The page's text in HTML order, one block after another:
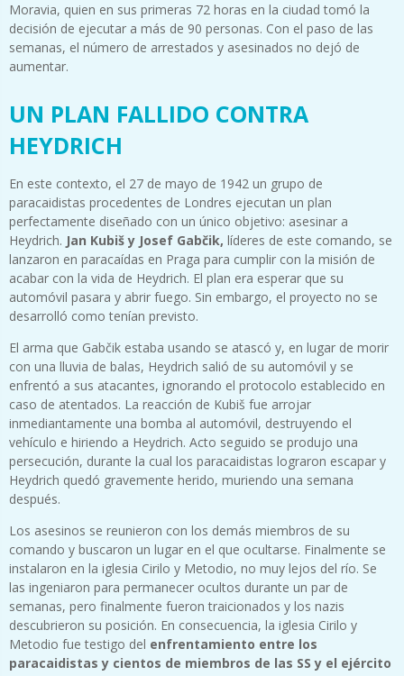
Moravia, quien en sus primeras 72 horas en la ciudad tomó la
decisión de ejecutar a más de 90 personas. Con el paso de las
semanas, el número de arrestados y asesinados no dejó de
aumentar.
UN PLAN FALLIDO CONTRA
HEYDRICH
En este contexto, el 27 de mayo de 1942 un grupo de
paracaidistas procedentes de Londres ejecutan un plan
perfectamente diseñado con un único objetivo: asesinar a
Heydrich. Jan Kubiš y Josef Gabčik, líderes de este comando, se
lanzaron en paracaídas en Praga para cumplir con la misión de
acabar con la vida de Heydrich. El plan era esperar que su
automóvil pasara y abrir fuego. Sin embargo, el proyecto no se
desarrolló como tenían previsto.
El arma que Gabčik estaba usando se atascó y, en lugar de morir
con una lluvia de balas, Heydrich salió de su automóvil y se
enfrentó a sus atacantes, ignorando el protocolo establecido en
caso de atentados. La reacción de Kubiš fue arrojar
inmediantamente una bomba al automóvil, destruyendo el
vehículo e hiriendo a Heydrich. Acto seguido se produjo una
persecución, durante la cual los paracaidistas lograron escapar y
Heydrich quedó gravemente herido, muriendo una semana
después.
Los asesinos se reunieron con los demás miembros de su
comando y buscaron un lugar en el que ocultarse. Finalmente se
instalaron en la iglesia Cirilo y Metodio, no muy lejos del río. Se
las ingeniaron para permanecer ocultos durante un par de
semanas, pero finalmente fueron traicionados y los nazis
descubrieron su posición. En consecuencia, la iglesia Cirilo y
Metodio fue testigo del enfrentamiento entre los
paracaidistas y cientos de miembros de las SS y el ejército